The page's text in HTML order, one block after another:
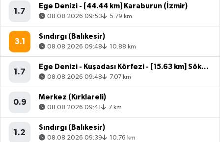
1.7
Ege Denizi - [44.44 km] Karaburun (İzmir)
08.08.2026 09:53 5.79 km
3.1
Sındırgı (Balıkesir)
08.08.2026 09:48 10.88 km
1.7
Ege Denizi - Kuşadası Körfezi - [15.63 km] Söke (Aydın)
08.08.2026 09:48 7.07 km
0.9
Merkez (Kırklareli)
08.08.2026 09:41 7 km
1.2
Sındırgı (Balıkesir)
08.08.2026 09:39 10.76 km